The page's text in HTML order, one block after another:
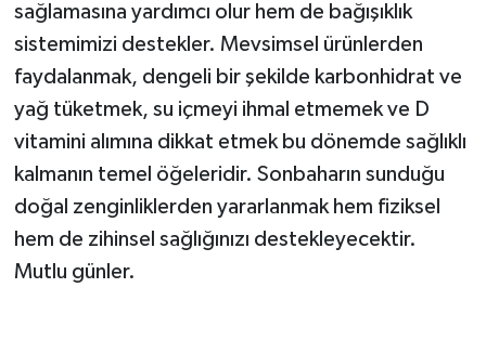
sağlamasına yardımcı olur hem de bağışıklık
sistemimizi destekler. Mevsimsel ürünlerden
faydalanmak, dengeli bir şekilde karbonhidrat ve
yağ tüketmek, su içmeyi ihmal etmemek ve D
vitamini alımına dikkat etmek bu dönemde sağlıklı
kalmanın temel öğeleridir. Sonbaharın sunduğu
doğal zenginliklerden yararlanmak hem fiziksel
hem de zihinsel sağlığınızı destekleyecektir.
Mutlu günler.